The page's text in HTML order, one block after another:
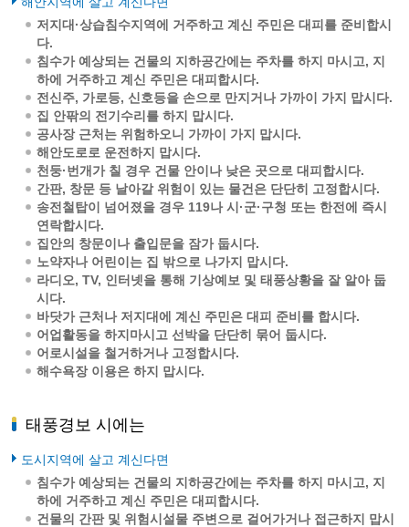
저지대·상습침수지역에 거주하고 계신 주민은 대피를 준비합시
다.
침수가 예상되는 건물의 지하공간에는 주차를 하지 마시고, 지
하에 거주하고 계신 주민은 대피합시다.
전신주, 가로등, 신호등을 손으로 만지거나 가까이 가지 맙시다.
집 안팎의 전기수리를 하지 맙시다.
공사장 근처는 위험하오니 가까이 가지 맙시다.
해안도로로 운전하지 맙시다.
천둥·번개가 칠 경우 건물 안이나 낮은 곳으로 대피합시다.
간판, 창문 등 날아갈 위험이 있는 물건은 단단히 고정합시다.
송전철탑이 넘어졌을 경우 119나 시·군·구청 또는 한전에 즉시
연락합시다.
집안의 창문이나 출입문을 잠가 둡시다.
노약자나 어린이는 집 밖으로 나가지 맙시다.
라디오, TV, 인터넷을 통해 기상예보 및 태풍상황을 잘 알아 둡
시다.
바닷가 근처나 저지대에 계신 주민은 대피 준비를 합시다.
어업활동을 하지마시고 선박을 단단히 묶어 둡시다.
어로시설을 철거하거나 고정합시다.
해수욕장 이용은 하지 맙시다.
태풍경보 시에는
도시지역에 살고 계신다면
침수가 예상되는 건물의 지하공간에는 주차를 하지 마시고, 지
하에 거주하고 계신 주민은 대피합시다.
건물의 간판 및 위험시설물 주변으로 걸어가거나 접근하지 맙시